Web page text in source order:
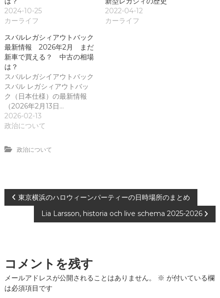
2024-10-25
カーライフ
2022-04-12
カーライフ
スバルレガシィアウトバック
最新情報 2026年2月 まだ
新車で買える？ 中古の相場
は？
スバルレガシイアウトバック
スバル レガシィアウトバッ
ク（日本仕様）の最新情報
（2026年2月13日…
2026-02-13
政治について
政治について
投
ビ
ゲ
東京横浜のハロウィーンパーティーの日時場所のまとめ
Lia Larsson, historia och live schema 2025-2026
コメントを残す
メールアドレスが公開されることはありません。 ※ が付いている欄
は必須項目です